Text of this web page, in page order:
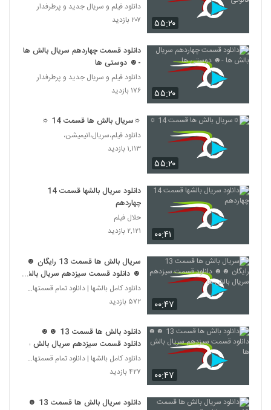
۵۵:۲۰
دانلود فیلم و سریال جدید و پرطرفدار
۲۰۷ بازدید
۵۵:۲۰
دانلود قسمت چهاردهم سریال بالش ها
-☻ دوستی ها
دانلود فیلم و سریال جدید و پرطرفدار
۱۷۶ بازدید
۵۵:۲۰
☼سریال بالش ها قسمت 14 ☼
دانلود فیلم،سریال،انیمیشن،
۱,۱۱۳ بازدید
۰۰:۴۱
دانلود سریال بالشها قسمت 14
چهاردهم
حلال فیلم
۲,۱۲۱ بازدید
۰۰:۴۷
سریال بالش ها قسمت 13 رایگان ☻
☻ دانلود قسمت سیزدهم سریال بالش
ها
دانلود کامل بالشها | دانلود تمام قسمتهای سریال بال
۵۷۲ بازدید
۰۰:۴۷
دانلود بالش ها قسمت 13 ☻☻
دانلود قسمت سیزدهم سریال بالش ها
دانلود کامل بالشها | دانلود تمام قسمتهای سریال بال
۴۲۷ بازدید
دانلود سریال بالش ها قسمت 13 ☻